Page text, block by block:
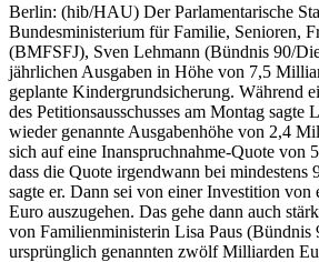
Berlin: (hib/HAU) Der Parlamentarische
Bundesministerium für Familie, Senioren,
(BMFSFJ), Sven Lehmann (Bündnis 90/
jährlichen Ausgaben in Höhe von 7,5
geplante Kindergrundsicherung. Während
des Petitionsausschusses am Montag sagte
wieder genannte Ausgabenhöhe von 2,4
sich auf eine Inanspruchnahme-Quote von
dass die Quote irgendwann bei mindestens
sagte er. Dann sei von einer Investition
Euro auszugehen. Das gehe dann auch
von Familienministerin Lisa Paus (Bündnis
ursprünglich genannten zwölf Milliarden